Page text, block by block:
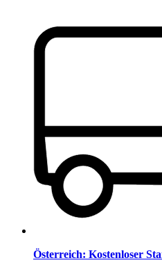
Österreich: Kostenloser